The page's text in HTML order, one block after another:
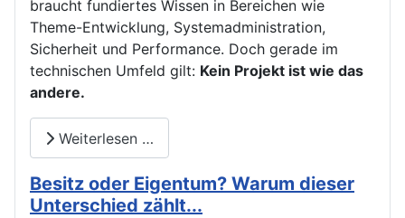
braucht fundiertes Wissen in Bereichen wie
Theme-Entwicklung, Systemadministration,
Sicherheit und Performance. Doch gerade im
technischen Umfeld gilt: Kein Projekt ist wie das
andere.
Weiterlesen …
Besitz oder Eigentum? Warum dieser
Unterschied zählt...